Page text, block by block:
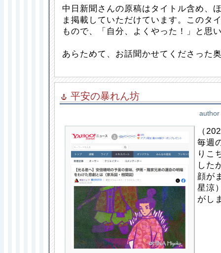
中日新聞さんの原稿はタイトル含め、
ま掲載していただけています。このタ
もので、「自分、よくやった！」と思
あらためて、お話聞かせてくださった
平安の暴れん坊
（
毎週
りこ
した
顔が
星涼
がし